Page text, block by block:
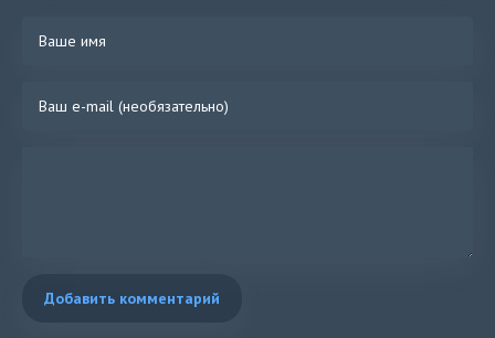
Добавить комментарий